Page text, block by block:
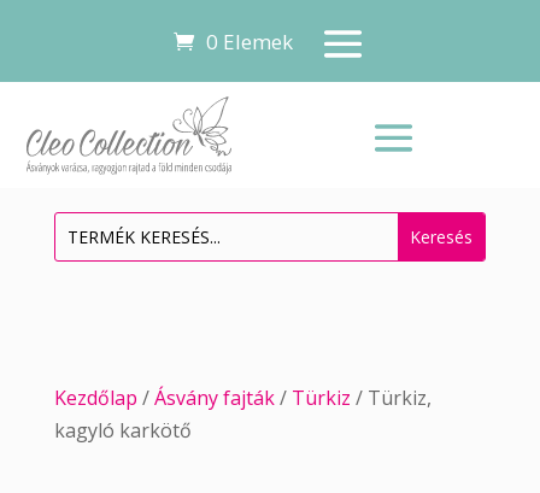
0 Elemek
Kezdőlap /Ásvány fajták/ Türkiz / Türkiz,
kagyló karkötő